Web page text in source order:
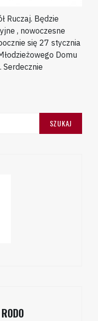
Ruczaj. Będzie
, nowoczesne
się 27 stycznia
Domu
Serdecznie